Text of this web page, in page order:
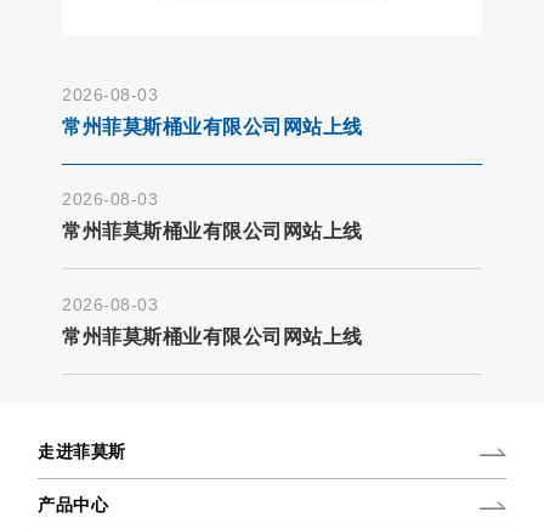
2026-08-03
常州菲莫斯桶业有限公司网站上线
2026-08-03
常州菲莫斯桶业有限公司网站上线
2026-08-03
常州菲莫斯桶业有限公司网站上线
走进菲莫斯
产品中心